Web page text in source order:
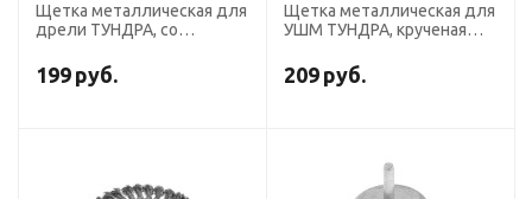
Щетка металлическая для
дрели ТУНДРА, со
проволока, "чашка", 75 мм
199 руб.
Щетка металлическая для
УШМ ТУНДРА, крученая
115 мм
209 руб.